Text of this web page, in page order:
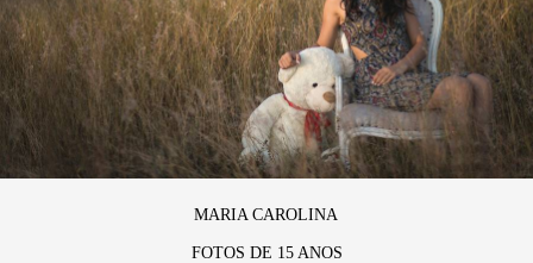
MARIA CAROLINA
FOTOS DE 15 ANOS